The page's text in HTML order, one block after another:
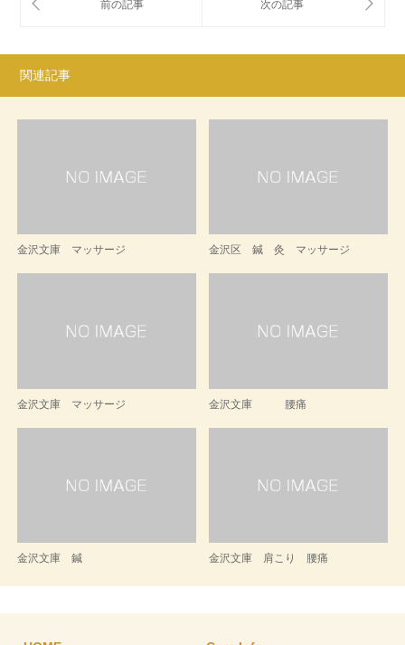
関連記事
金沢文庫 マッサージ 金沢区 鍼 灸 マッサージ
金沢文庫 マッサージ 金沢文庫 腰痛
金沢文庫 鍼 金沢文庫 肩こり 腰痛